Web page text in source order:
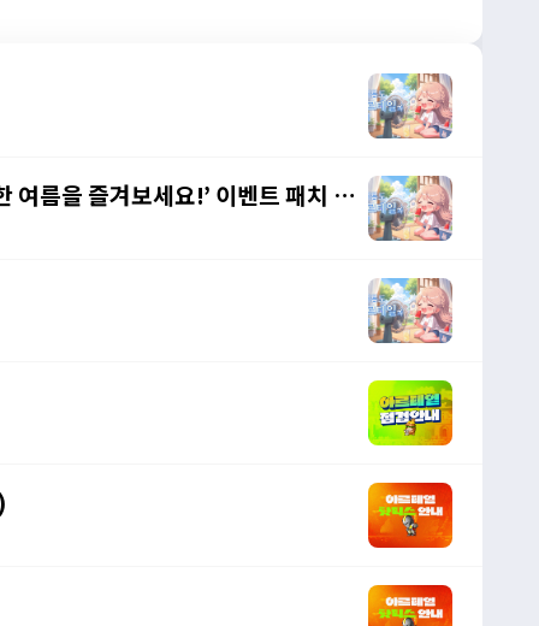
름을 즐겨보세요!’ 이벤트 패치 노